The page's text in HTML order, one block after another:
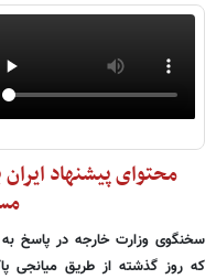
محتوای پیشنهاد
سخنگوی وزارت خارجه در پاسخ به
که روز گذشته از طریق میانجی